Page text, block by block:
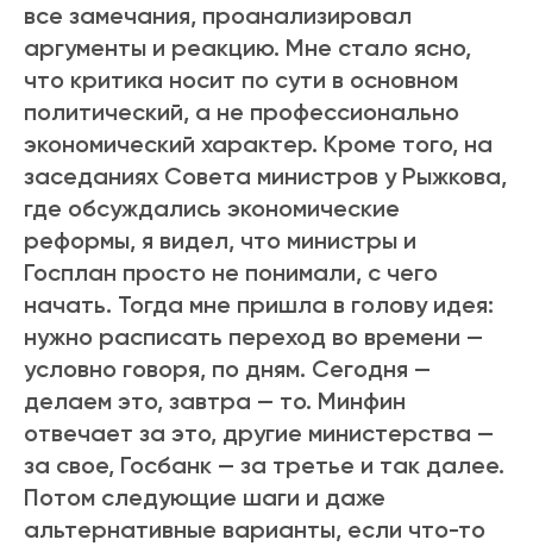
все замечания, проанализировал
аргументы и реакцию. Мне стало ясно,
что критика носит по сути в основном
политический, а не профессионально
экономический характер. Кроме того, на
заседаниях Совета министров у Рыжкова,
где обсуждались экономические
реформы, я видел, что министры и
Госплан просто не понимали, с чего
начать. Тогда мне пришла в голову идея:
нужно расписать переход во времени —
условно говоря, по дням. Сегодня —
делаем это, завтра — то. Минфин
отвечает за это, другие министерства —
за свое, Госбанк — за третье и так далее.
Потом следующие шаги и даже
альтернативные варианты, если что-то